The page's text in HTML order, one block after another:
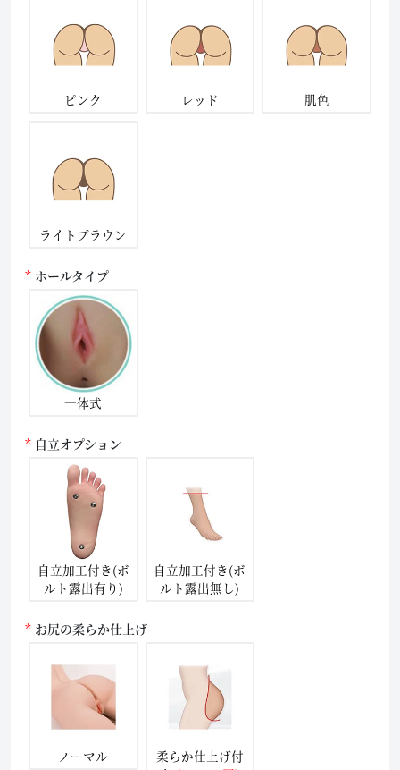
ピンク レッド 肌色
ライトブラウン
ホールタイプ
一体式
自立オプション
自立加工付き(ボ
ルト露出有り)
自立加工付き(ボ
ルト露出無し)
お尻の柔らか仕上げ
ノーマル
柔らか仕上げ付